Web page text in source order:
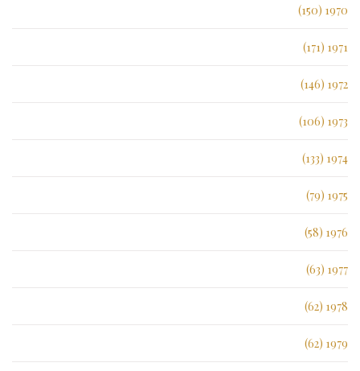
1970 (150)
1971 (171)
1972 (146)
1973 (106)
1974 (133)
1975 (79)
1976 (58)
1977 (63)
1978 (62)
1979 (62)